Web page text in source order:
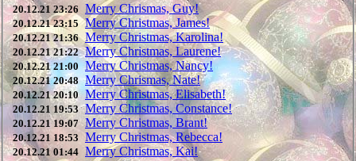
20.12.21 23:26 Merry Chrismas, Guy!
20.12.21 23:15 Merry Christmas, James!
20.12.21 21:36 Merry Christmas, Karolina!
20.12.21 21:22 Merry Christmas, Laurene!
20.12.21 21:00 Merry Christmas, Nancy!
20.12.21 20:48 Merry Chrismas, Nate!
20.12.21 20:10 Merry Christmas, Elisabeth!
20.12.21 19:53 Merry Christmas, Constance!
20.12.21 19:07 Merry Christmas, Brant!
20.12.21 18:53 Merry Christmas, Rebecca!
20.12.21 01:44 Merry Christmas, Kai!